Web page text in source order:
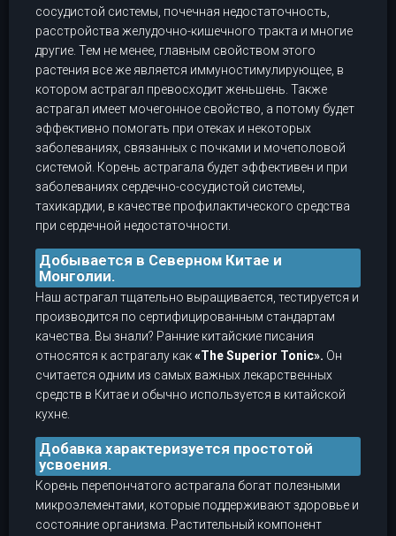
сосудистой системы, почечная недостаточность,
расстройства желудочно-кишечного тракта и многие
другие. Тем не менее, главным свойством этого
растения все же является иммуностимулирующее, в
котором астрагал превосходит женьшень. Также
астрагал имеет мочегонное свойство, а потому будет
эффективно помогать при отеках и некоторых
заболеваниях, связанных с почками и мочеполовой
системой. Корень астрагала будет эффективен и при
заболеваниях сердечно-сосудистой системы,
тахикардии, в качестве профилактического средства
при сердечной недостаточности.
Добывается в Северном Китае и
Монголии.
Наш астрагал тщательно выращивается, тестируется и
производится по сертифицированным стандартам
качества. Вы знали? Ранние китайские писания
относятся к астрагалу как«The Superior Tonic». Он
считается одним из самых важных лекарственных
средств в Китае и обычно используется в китайской
кухне.
Добавка характеризуется простотой
усвоения.
Корень перепончатого астрагала богат полезными
микроэлементами, которые поддерживают здоровье и
состояние организма. Растительный компонент